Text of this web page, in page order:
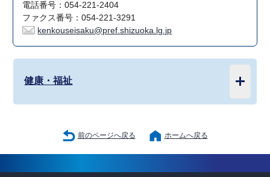
電話番号：054-221-2404
ファクス番号：054-221-3291
kenkouseisaku@pref.shizuoka.lg.jp
健康・福祉
前のページへ戻る ホームへ戻る